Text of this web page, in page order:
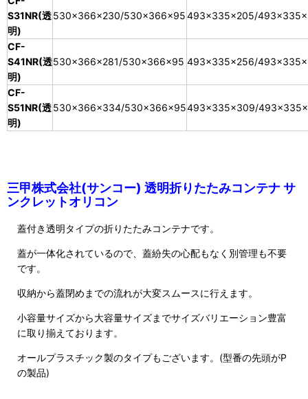
S31NR(透
明)
530×366×230/530×366×95493×335×205/
CF-
S41NR(透
明)
530×366×281/530×366×95 493×335×256/
CF-
S51NR(透
明)
530×366×334/530×366×95493×335×309/
三甲株式会社(サンコー) 透明折りたたみコンテナ サ
ンクレットオリコン
蓋付き透明タイプの折りたたみコンテナです。
蓋が一体化されているので、蓋紛失の心配もなく別管理も不要
です。
収納から蓋閉めまでの流れが大変スムースに行えます。
小容量サイズから大容量サイズまでサイズバリエーション豊富
に取り揃えております。
オールプラスチック製のタイプもございます。(型番の先頭がP
の製品)